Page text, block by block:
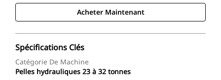
Acheter Maintenant
Spécifications Clés
Catégorie De Machine
Pelles hydrauliques 23 à 32 tonnes